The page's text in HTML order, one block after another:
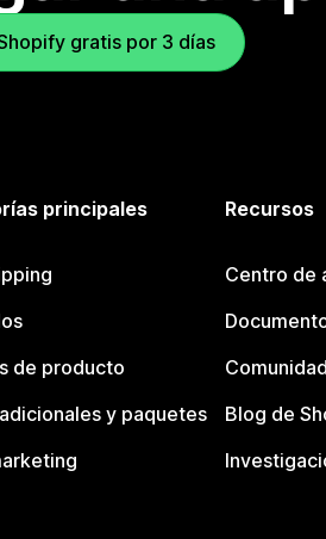
gratis por 3 días
principales
de producto
y paquetes
Recursos
Centro de
Blog de